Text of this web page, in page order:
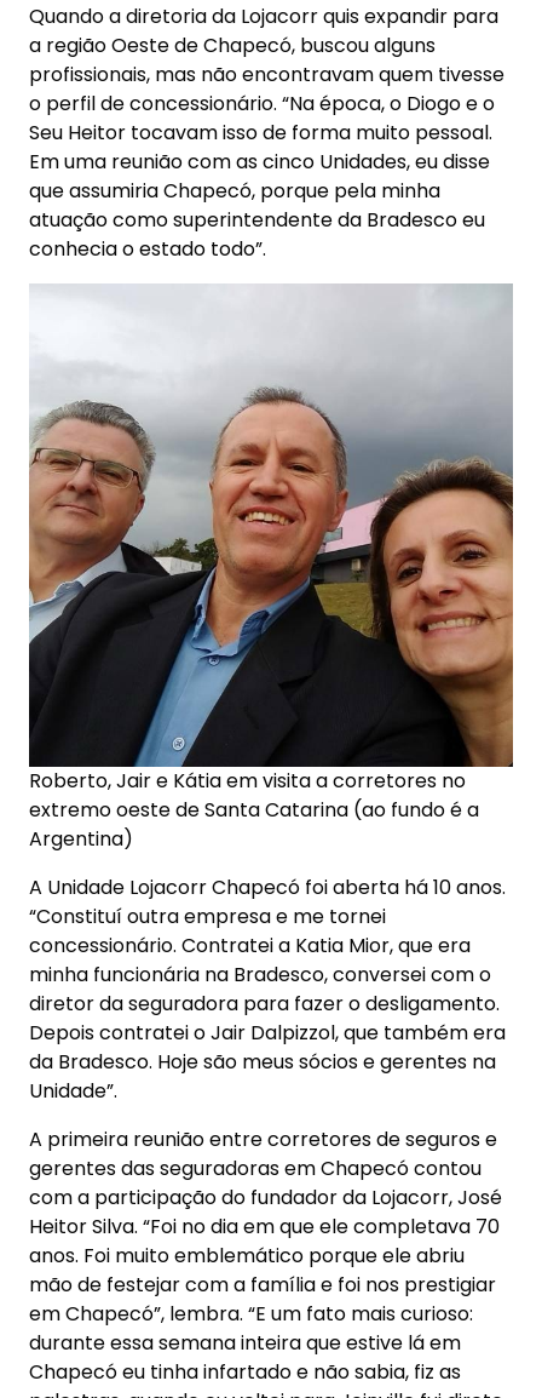
Quando a diretoria da Lojacorr quis expandir para
a região Oeste de Chapecó, buscou alguns
profissionais, mas não encontravam quem tivesse
o perfil de concessionário. “Na época, o Diogo e o
Seu Heitor tocavam isso de forma muito pessoal.
Em uma reunião com as cinco Unidades, eu disse
que assumiria Chapecó, porque pela minha
atuação como superintendente da Bradesco eu
conhecia o estado todo”.
Roberto, Jair e Kátia em visita a corretores no
extremo oeste de Santa Catarina (ao fundo é a
Argentina)
A Unidade Lojacorr Chapecó foi aberta há 10 anos.
“Constituí outra empresa e me tornei
concessionário. Contratei a Katia Mior, que era
minha funcionária na Bradesco, conversei com o
diretor da seguradora para fazer o desligamento.
Depois contratei o Jair Dalpizzol, que também era
da Bradesco. Hoje são meus sócios e gerentes na
Unidade”.
A primeira reunião entre corretores de seguros e
gerentes das seguradoras em Chapecó contou
com a participação do fundador da Lojacorr, José
Heitor Silva. “Foi no dia em que ele completava 70
anos. Foi muito emblemático porque ele abriu
mão de festejar com a família e foi nos prestigiar
em Chapecó”, lembra. “E um fato mais curioso:
durante essa semana inteira que estive lá em
Chapecó eu tinha infartado e não sabia, fiz as